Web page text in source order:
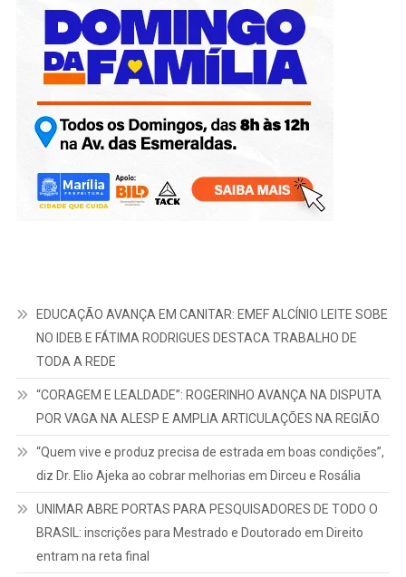
EDUCAÇÃO AVANÇA EM CANITAR: EMEF ALCÍNIO LEITE SOBE
NO IDEB E FÁTIMA RODRIGUES DESTACA TRABALHO DE
TODA A REDE
“CORAGEM E LEALDADE”: ROGERINHO AVANÇA NA DISPUTA
POR VAGA NA ALESP E AMPLIA ARTICULAÇÕES NA REGIÃO
“Quem vive e produz precisa de estrada em boas condições”,
diz Dr. Elio Ajeka ao cobrar melhorias em Dirceu e Rosália
UNIMAR ABRE PORTAS PARA PESQUISADORES DE TODO O
BRASIL: inscrições para Mestrado e Doutorado em Direito
entram na reta final